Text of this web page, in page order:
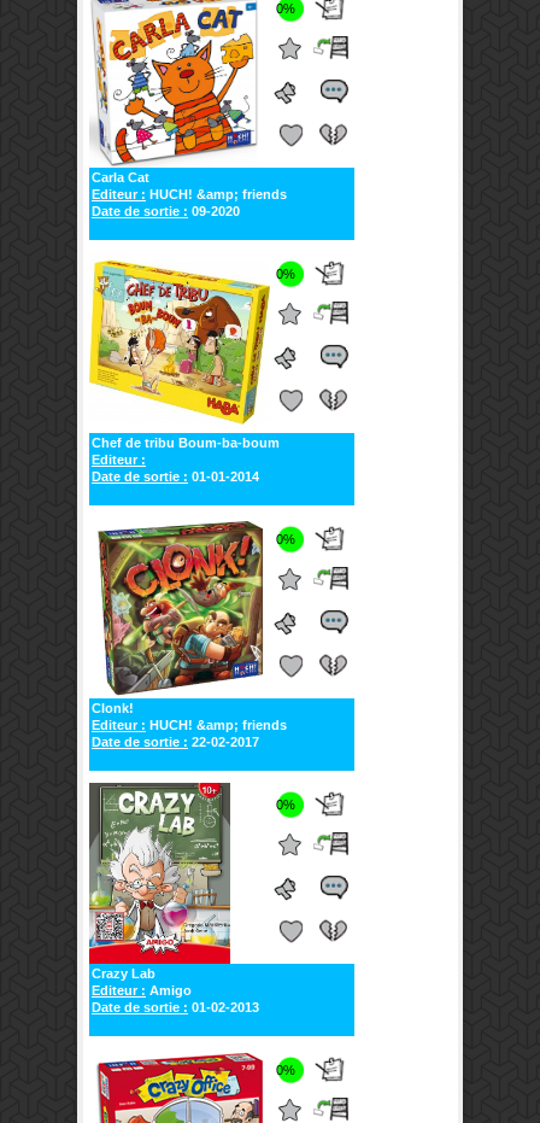
0%
Carla Cat
Editeur : HUCH! &amp; friends
Date de sortie : 09-2020
0%
Chef de tribu Boum-ba-boum
Editeur :
Date de sortie : 01-01-2014
0%
Clonk!
Editeur : HUCH! &amp; friends
Date de sortie : 22-02-2017
0%
Crazy Lab
Editeur : Amigo
Date de sortie : 01-02-2013
0%